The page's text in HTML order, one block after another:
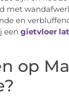
met
en
een gietvloer
op